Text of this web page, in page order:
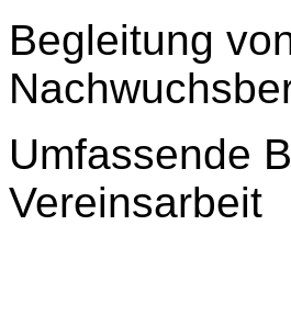
Begleitung
Umfassende
Vereinsarbeit